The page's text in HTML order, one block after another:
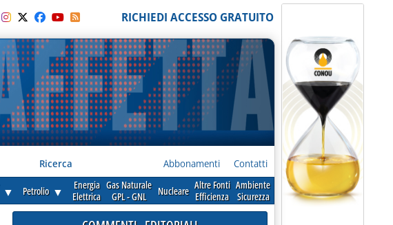
RICHIEDI ACCESSO GRATUITO
Ricerca Abbonamenti Contatti
▼ Petrolio ▼
Energia
Elettrica
Gas Naturale
GPL - GNL
Nucleare Altre Fonti
Efficienza
Ambiente
Sicurezza